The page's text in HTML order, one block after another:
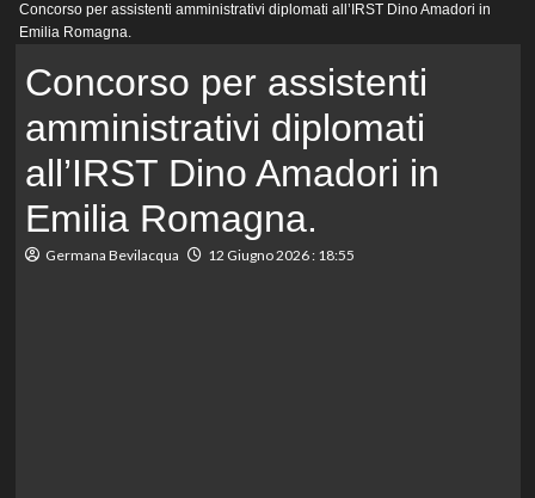
principale
Concorso per assistenti amministrativi diplomati all’IRST Dino Amadori in
Emilia Romagna.
Concorso per assistenti
amministrativi diplomati
all’IRST Dino Amadori in
Emilia Romagna.
Germana Bevilacqua 12 Giugno 2026 : 18:55